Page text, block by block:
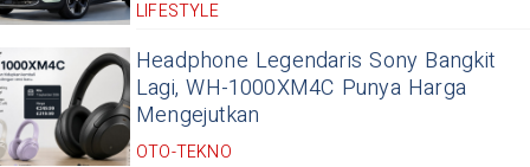
LIFESTYLE
Headphone Legendaris Sony Bangkit
Lagi, WH-1000XM4C Punya Harga
Mengejutkan
OTO-TEKNO